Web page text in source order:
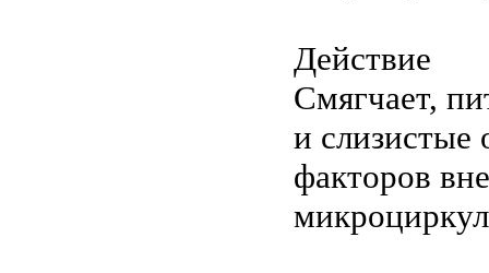
Действие
Смягчает,
и слизистые
факторов